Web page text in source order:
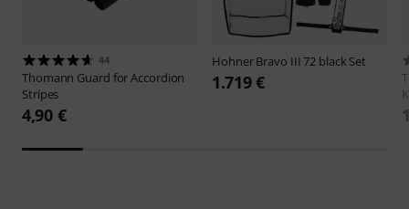
44
Thomann Guard for Accordion
Stripes
4,90 €
HohnerBravo III 72 black Set
1.719 €